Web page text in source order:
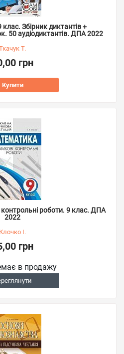
Збірник диктантів +
50 аудіодиктантів. ДПА 2022
Т.
грн
Купити
роботи. 9 клас. ДПА
2022
Клочко І.
грн
в продажу